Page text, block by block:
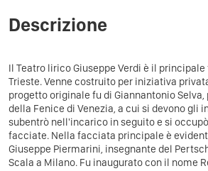
Descrizione
Il Teatro lirico Giuseppe Verdi è il
Trieste. Venne costruito per iniziativa
progetto originale fu di Giannantonio
della Fenice di Venezia, a cui si devono gli
subentrò nell'incarico in seguito e si
facciate. Nella facciata principale è
Giuseppe Piermarini, insegnante del
Scala a Milano. Fu inaugurato con il nome